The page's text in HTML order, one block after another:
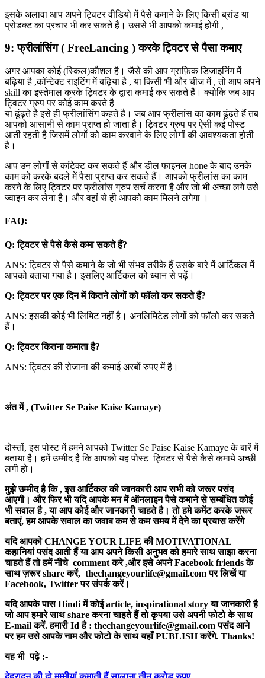
इसके अलावा आप अपने ट्विटर वीडियो में पैसे कमाने के लिए किसी ब्रांड या
प्रोडक्ट का प्रचार भी कर सकते हैं। उससे भी आपको कमाई होगी ,
9: फ्रीलांसिंग ( FreeLancing ) करके ट्विटर से पैसा कमाए
अगर आपका कोई (स्किल)कौशल है। जैसे की आप ग्राफ़िक डिजाइनिंग में
बढ़िया है ,कॉन्टेक्ट राइटिंग में बढ़िया है , या किसी भी और चीज में , तो आप अपने
skill का इस्तेमाल करके ट्विटर के द्वारा कमाई कर सकते हैं। क्योकि जब आप
ट्विटर ग्रुप पर कोई काम करते है
या ढूंढ़ते है इसे ही फ्रीलांसिंग कहते है। जब आप फ्रीलांस का काम ढूंढते हैं तब
आपको आसानी से काम प्राप्त हो जाता है। ट्विटर ग्रुप पर ऐसी कई पोस्ट
आती रहती है जिसमें लोगों को काम करवाने के लिए लोगों की आवश्यकता होती
है।
आप उन लोगों से कांटेक्ट कर सकते हैं और डील फाइनल hone के बाद उनके
काम को करके बदले में पैसा प्राप्त कर सकते हैं। आपको फ्रीलांस का काम
करने के लिए ट्विटर पर फ्रीलांस ग्रुप सर्च करना है और जो भी अच्छा लगे उसे
ज्वाइन कर लेना है। और वहां से ही आपको काम मिलने लगेगा ।
FAQ:
Q: ट्विटर से पैसे कैसे कमा सकते हैं?
ANS: ट्विटर से पैसे कमाने के जो भी संभव तरीके हैं उसके बारे में आर्टिकल में
आपको बताया गया है। इसलिए आर्टिकल को ध्यान से पढ़ें।
Q: ट्विटर पर एक दिन में कितने लोगों को फॉलो कर सकते हैं?
ANS: इसकी कोई भी लिमिट नहीं है। अनलिमिटेड लोगों को फॉलो कर सकते
हैं।
Q: ट्विटर कितना कमाता है?
ANS: ट्विटर की रोजाना की कमाई अरबों रुपए में है।
अंत में , (Twitter Se Paise Kaise Kamaye)
दोस्तों, इस पोस्ट में हमने आपको Twitter Se Paise Kaise Kamaye के बारें में
बताया है। हमें उम्मीद है कि आपको यह पोस्ट ट्विटर से पैसे कैसे कमाये अच्छी
लगी हो।
मुझे उम्मीद है कि , इस आर्टिकल की जानकारी आप सभी को जरूर पसंद
आएगी। और फिर भी यदि आपके मन में ऑनलाइन पैसे कमाने से सम्बंधित कोई
भी सवाल है , या आप कोई और जानकारी चाहते है। तो हमे कमेंट करके जरूर
बताएं, हम आपके सवाल का जवाब कम से कम समय में देने का प्रयास करेंगे
यदि आपको CHANGE YOUR LIFE की MOTIVATIONAL
कहानियां पसंद आती हैं या आप अपने किसी अनुभव को हमारे साथ साझा करना
चाहते हैं तो हमें नीचे comment करे ,और इसे अपने Facebook friends के
साथ ज़रूर share करें, thechangeyourlife@gmail.com पर लिखें या
Facebook, Twitter पर संपर्क करें।
यदि आपके पास Hindi में कोई article, inspirational story या जानकारी है
जो आप हमारे साथ share करना चाहते हैं तो कृपया उसे अपनी फोटो के साथ
E-mail करें. हमारी Id है : thechangeyourlife@gmail.com पसंद आने
पर हम उसे आपके नाम और फोटो के साथ यहाँ PUBLISH करेंगे. Thanks!
यह भी पढ़े :-